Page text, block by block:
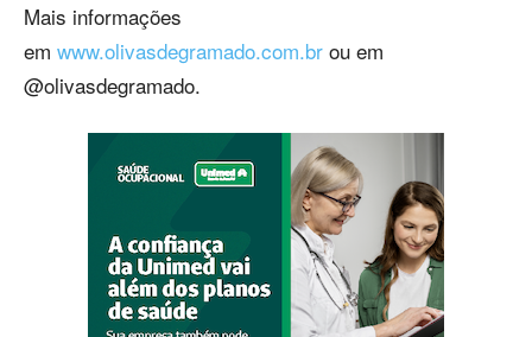
Mais informações
em www.olivasdegramado.com.br ou em
@olivasdegramado.